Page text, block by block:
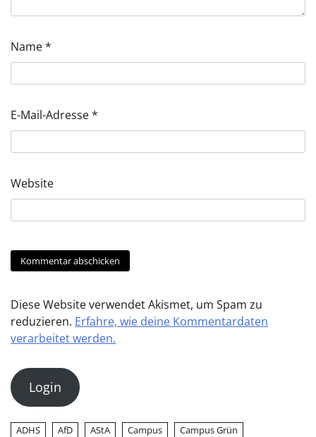
Name*
E-Mail-Adresse*
Website
Diese Website verwendet Akismet, um Spam zu
reduzieren. Erfahre, wie deine Kommentardaten
verarbeitet werden.
Login
ADHS AfD AStA Campus
Campus Grün